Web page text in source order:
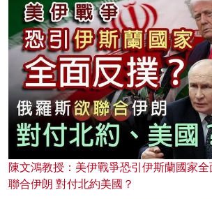
陳文鴻教授：美伊戰爭恐引伊斯蘭國家
聯合伊朗 對付北約美國？